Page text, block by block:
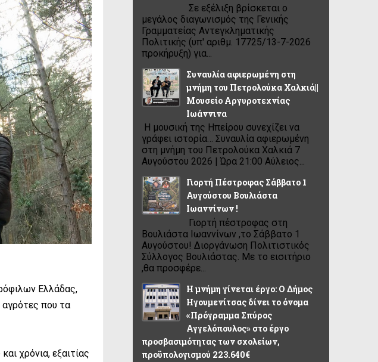
Ελλάδας,
αγρότες που τα
χρόνια, εξαιτίας
Σε εξέλιξη βρίσκεται ο
μεγάλος διαγωνισμός της Γενικής
Γραμματείας Αντεγκληματικής
Πολιτικής (υπ' αριθμ. 17725/13-7-2026
προκήρυξη) για...
Συναυλία αφιερωμένη στη
μνήμη του Πετρολούκα Χαλκιά||
Μουσείο Αργυροτεχνίας
Ιωάννινα
Η μουσική της Ηπείρου συνεχίζει να
γράφει ιστορία… Συναυλία αφιερωμένη
στη μνήμη του Πετρολούκα Χαλκιά 7
Αυγούστου 2026 | Ώρα 21:00 Αύλειος...
Γιορτή Πέστροφας Σάββατο 1
Αυγούστου Βουλιάστα
Ιωαννίνων !
Γιορτή πέστροφας στη
Βουλιάστα Ιωαννίνων ,το Σάββατο 1
Αυγούστου! Διοργάνωση Πολιτιστικός
Σύλλογος Βουλιάστας. Με το εισιτήριο
,θα προσφέρε...
Η μνήμη γίνεται έργο: Ο Δήμος
Ηγουμενίτσας δίνει το όνομα
«Πρόγραμμα Σπύρος
Αγγελόπουλος» στο έργο
προσβασιμότητας των σχολείων,
προϋπολογισμού 223.640€